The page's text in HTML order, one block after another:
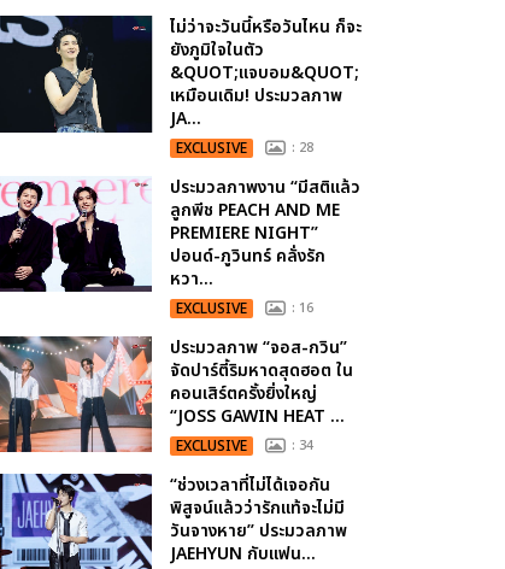
ไม่ว่าจะวันนี้หรือวันไหน ก็จะ
ยังภูมิใจในตัว
&QUOT;แจบอม&QUOT;
เหมือนเดิม! ประมวลภาพ
JA...
EXCLUSIVE : 28
ประมวลภาพงาน “มีสติแล้ว
ลูกพีช PEACH AND ME
PREMIERE NIGHT”
ปอนด์-ภูวินทร์ คลั่งรัก
หวา...
EXCLUSIVE : 16
ประมวลภาพ “จอส-กวิน”
จัดปาร์ตี้ริมหาดสุดฮอต ใน
คอนเสิร์ตครั้งยิ่งใหญ่
“JOSS GAWIN HEAT ...
EXCLUSIVE : 34
“ช่วงเวลาที่ไม่ได้เจอกัน
พิสูจน์แล้วว่ารักแท้จะไม่มี
วันจางหาย” ประมวลภาพ
JAEHYUN กับแฟน...